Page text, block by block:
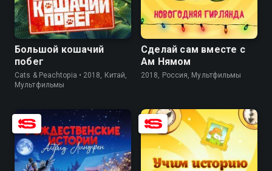
7.3 4.8
Большой кошачий
побег
Cats & Peachtopia • 2018, Китай,
Мультфильмы
Сделай сам вместе с
Ам Нямом
2018, Россия, Мультфильмы